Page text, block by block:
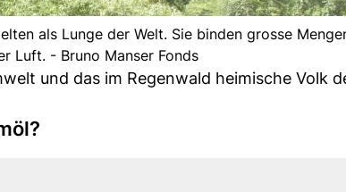
als Lunge der Welt. Sie binden grosse
Luft. - Bruno Manser Fonds
und das im Regenwald heimische Volk